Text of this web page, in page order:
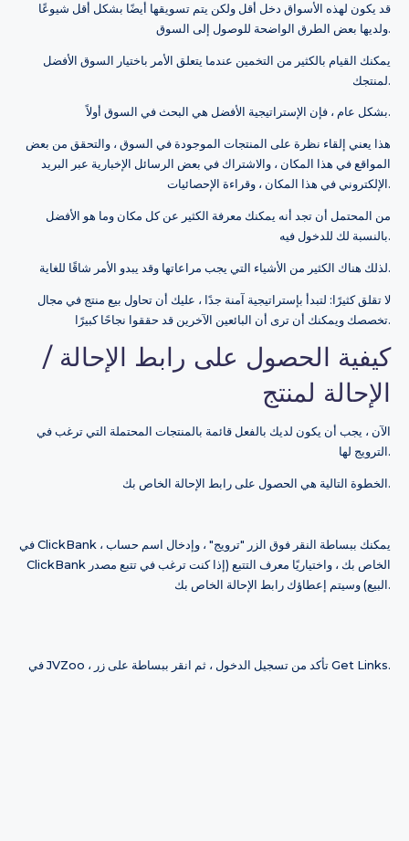
قد يكون لهذه الأسواق دخل أقل ولكن يتم تسويقها أيضًا بشكل أقل شيوعًا
ولديها بعض الطرق الواضحة للوصول إلى السوق.
يمكنك القيام بالكثير من التخمين عندما يتعلق الأمر باختيار السوق الأفضل
لمنتجك.
بشكل عام ، فإن الإستراتيجية الأفضل هي البحث في السوق أولاً.
هذا يعني إلقاء نظرة على المنتجات الموجودة في السوق ، والتحقق من بعض
المواقع في هذا المكان ، والاشتراك في بعض الرسائل الإخبارية عبر البريد
الإلكتروني في هذا المكان ، وقراءة الإحصائيات.
من المحتمل أن تجد أنه يمكنك معرفة الكثير عن كل مكان وما هو الأفضل
بالنسبة لك للدخول فيه.
لذلك هناك الكثير من الأشياء التي يجب مراعاتها وقد يبدو الأمر شاقًا للغاية.
لا تقلق كثيرًا: لتبدأ بإستراتيجية آمنة جدًا ، عليك أن تحاول بيع منتج في مجال
تخصصك ويمكنك أن ترى أن البائعين الآخرين قد حققوا نجاحًا كبيرًا.
كيفية الحصول على رابط الإحالة /
الإحالة لمنتج
الآن ، يجب أن يكون لديك بالفعل قائمة بالمنتجات المحتملة التي ترغب في
الترويج لها.
الخطوة التالية هي الحصول على رابط الإحالة الخاص بك.
في ClickBank ، يمكنك ببساطة النقر فوق الزر "ترويج" ، وإدخال اسم حساب
ClickBank الخاص بك ، واختياريًا معرف التتبع (إذا كنت ترغب في تتبع مصدر
البيع) وسيتم إعطاؤك رابط الإحالة الخاص بك.
في JVZoo ، تأكد من تسجيل الدخول ، ثم انقر ببساطة على زر Get Links.